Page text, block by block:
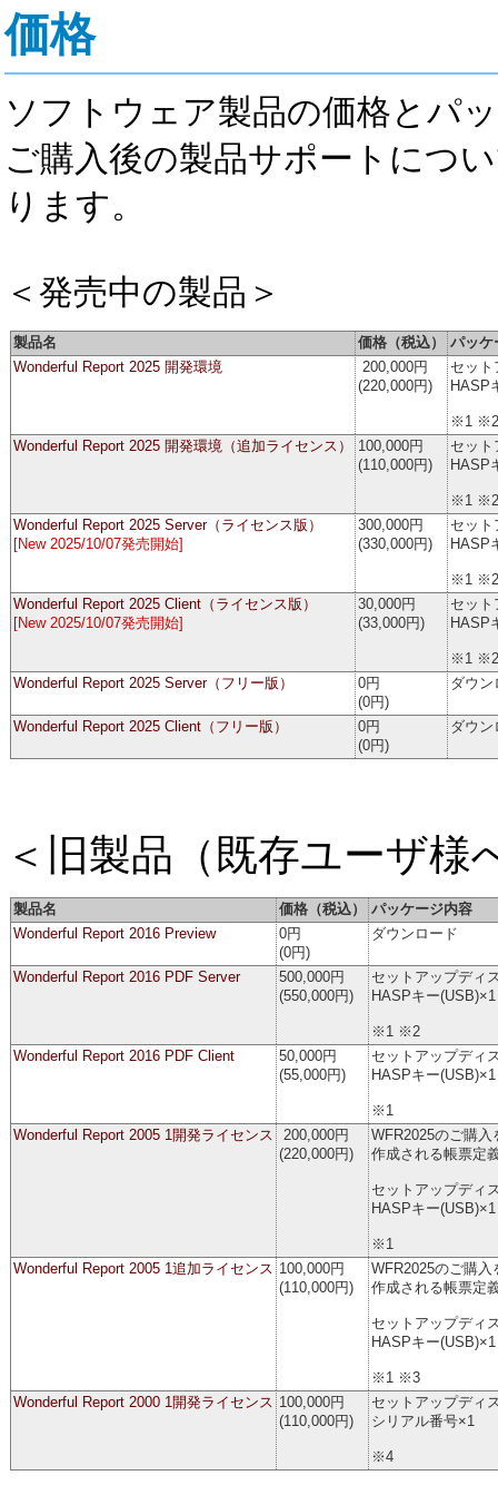
価格
ソフトウェア製品の価格とパ
ご購入後の製品サポートにつ
ります。
＜発売中の製品＞
製品名 価格（税込）
パッケ
Wonderful Report 2025 開発環境
200,000円
(220,000円)
セット
HASP
※1 ※2
Wonderful Report 2025 開発環境（追加ライセンス）
100,000円
(110,000円)
セット
HASP
※1
Wonderful Report 2025 Server（ライセンス版）
[New 2025/10/07発売開始]
300,000円
(330,000円)
セット
HASP
※1 ※2
Wonderful Report 2025 Client（ライセンス版）
[New 2025/10/07発売開始]
30,000円
(33,000円)
セット
HASP
※1 ※2
Wonderful Report 2025 Server（フリー版）
0円
(0円)
ダウン
Wonderful Report 2025 Client（フリー版）
0円
(0円)
ダウン
＜旧製品（既存ユーザ様
製品名 価格（税込）
パッケージ内容
Wonderful Report 2016 Preview
0円
(0円)
ダウンロード
Wonderful Report 2016 PDF Server
500,000円
(550,000円)
セットアップディ
HASPキー(USB)×1
※1 ※2
Wonderful Report 2016 PDF Client
50,000円
(55,000円)
セットアップディ
HASPキー(USB)×1
※1
Wonderful Report 2005 1開発ライセンス
200,000円
(220,000円)
WFR2025のご購
作成される帳票定
セットアップディ
HASPキー(USB)×1
※1
Wonderful Report 2005 1追加ライセンス 100,000円
(110,000円)
WFR2025のご購
作成される帳票定
セットアップディ
HASPキー(USB)×1
※1 ※3
Wonderful Report 2000 1開発ライセンス 100,000円
(110,000円)
セットアップディ
シリアル番号×1
※4